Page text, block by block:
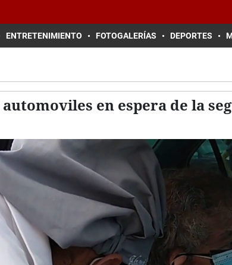
ENTRETENIMIENTO FOTOGALERÍAS DEPORTES
en espera de la